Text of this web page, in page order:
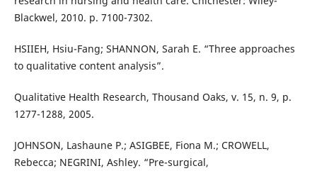
Blackwel, 2010. p. 7100-7302.
HSIIEH, Hsiu-Fang; SHANNON, Sarah E. “Three approaches
to qualitative content analysis”.
Qualitative Health Research, Thousand Oaks, v. 15, n. 9, p.
1277-1288, 2005.
JOHNSON, Lashaune P.; ASIGBEE, Fiona M.; CROWELL,
Rebecca; NEGRINI, Ashley. “Pre-surgical,